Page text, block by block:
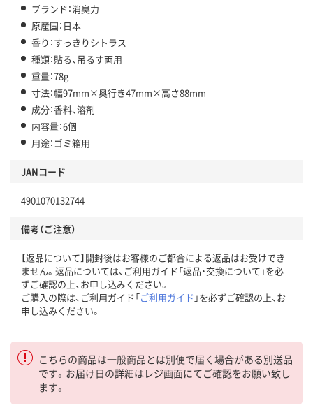
ブランド：消臭力
原産国：日本
香り：すっきりシトラス
種類：貼る、吊るす両用
重量：78g
寸法：幅97mm×奥行き47mm×高さ88mm
成分：香料、溶剤
内容量：6個
用途：ゴミ箱用
JANコード
4901070132744
備考（ご注意）
【返品について】開封後はお客様のご都合による返品はお受けでき
ません。返品については、ご利用ガイド「返品・交換について」を必
ずご確認の上、お申し込みください。
ご購入の際は、ご利用ガイド「ご利用ガイド 」を必ずご確認の上、お
申し込みください。
こちらの商品は一般商品とは別便で届く場合がある別送品
です。お届け日の詳細はレジ画面にてご確認をお願い致し
ます。